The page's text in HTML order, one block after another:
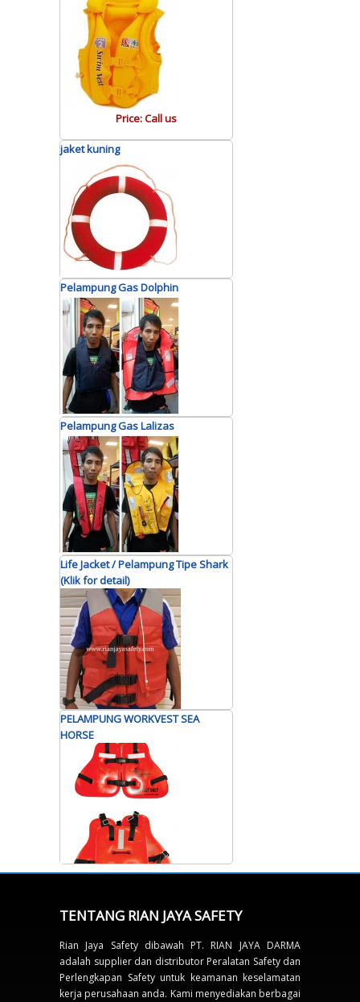
Price: Call us
jaket kuning
Pelampung Gas Dolphin
Pelampung Gas Lalizas
Life Jacket / Pelampung Tipe Shark
(Klik for detail)
PELAMPUNG WORKVEST SEA
HORSE
TENTANG RIAN JAYA SAFETY
Rian Jaya Safety dibawah PT. RIAN JAYA DARMA
adalah supplier dan distributor Peralatan Safety dan
Perlengkapan Safety untuk keamanan keselamatan
kerja perusahaan anda. Kami menyediakan berbagai